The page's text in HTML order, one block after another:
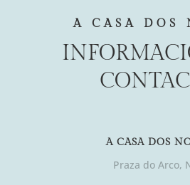
A CASA DOS
A CASA DOS
Praza do Arco,